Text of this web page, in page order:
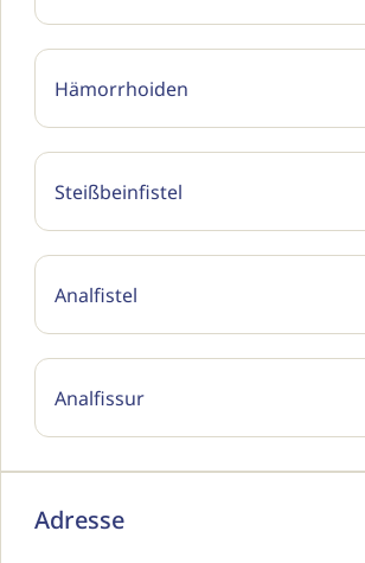
Hämorrhoiden
Steißbeinfistel
Analfistel
Analfissur
Adresse